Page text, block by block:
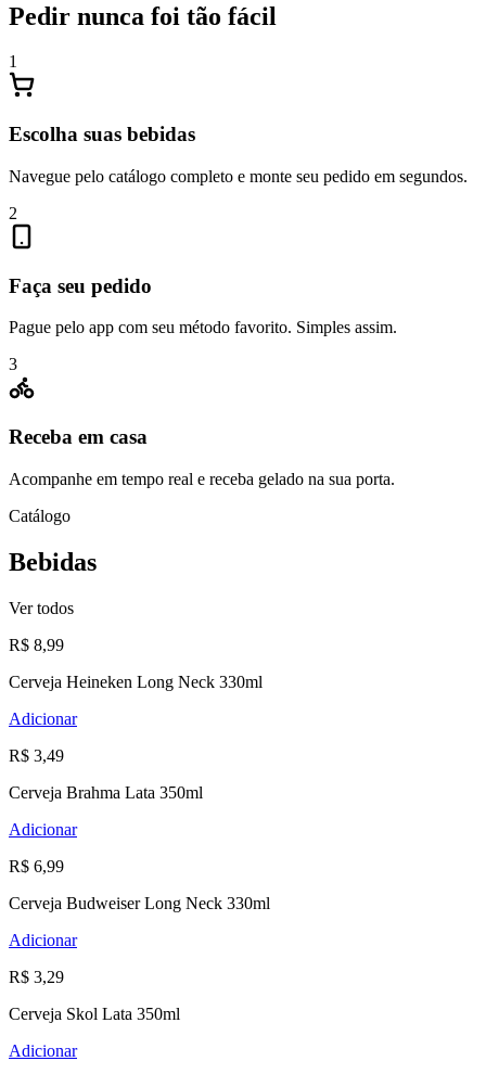
Pedir nunca foi tão fácil
1
Escolha suas bebidas
Navegue pelo catálogo completo e monte seu pedido em segundos.
2
Faça seu pedido
Pague pelo app com seu método favorito. Simples assim.
3
Receba em casa
Acompanhe em tempo real e receba gelado na sua porta.
Catálogo
Bebidas
Ver todos
R$ 8,99
Cerveja Heineken Long Neck 330ml
Adicionar
R$ 3,49
Cerveja Brahma Lata 350ml
Adicionar
R$ 6,99
Cerveja Budweiser Long Neck 330ml
Adicionar
R$ 3,29
Cerveja Skol Lata 350ml
Adicionar